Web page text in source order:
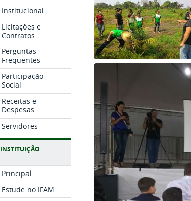
Institucional
Licitações e
Contratos
Perguntas
Frequentes
Participação
Social
Receitas e
Despesas
Servidores
INSTITUIÇÃO
Principal
Estude no IFAM